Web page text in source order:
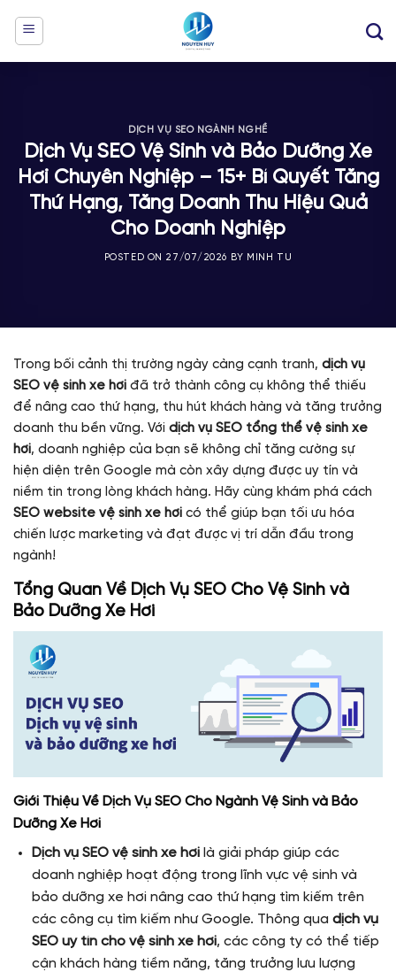
DỊCH VỤ SEO NGÀNH NGHỀ
Dịch Vụ SEO Vệ Sinh và Bảo Dưỡng Xe
Hơi Chuyên Nghiệp – 15+ Bí Quyết Tăng
Thứ Hạng, Tăng Doanh Thu Hiệu Quả
Cho Doanh Nghiệp
POSTED ON 27/07/2026 BY MINH TU
Trong bối cảnh thị trường ngày càng cạnh tranh, dịch vụ
SEO vệ sinh xe hơi đã trở thành công cụ không thể thiếu
để nâng cao thứ hạng, thu hút khách hàng và tăng trưởng
doanh thu bền vững. Với dịch vụ SEO tổng thể vệ sinh xe
hơi, doanh nghiệp của bạn sẽ không chỉ tăng cường sự
hiện diện trên Google mà còn xây dựng được uy tín và
niềm tin trong lòng khách hàng. Hãy cùng khám phá cách
SEO website vệ sinh xe hơi có thể giúp bạn tối ưu hóa
chiến lược marketing và đạt được vị trí dẫn đầu trong
ngành!
Tổng Quan Về Dịch Vụ SEO Cho Vệ Sinh và
Bảo Dưỡng Xe Hơi
Giới Thiệu Về Dịch Vụ SEO Cho Ngành Vệ Sinh và Bảo
Dưỡng Xe Hơi
Dịch vụ SEO vệ sinh xe hơilà giải pháp giúp các
doanh nghiệp hoạt động trong lĩnh vực vệ sinh và
bảo dưỡng xe hơi nâng cao thứ hạng tìm kiếm trên
các công cụ tìm kiếm như Google. Thông qua dịch vụ
SEO uy tín cho vệ sinh xe hơi, các công ty có thể tiếp
cận khách hàng tiềm năng, tăng trưởng lưu lượng